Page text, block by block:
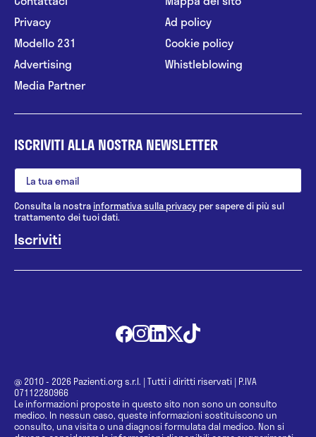
Privacy
Modello 231
Advertising
Media Partner
Ad policy
Cookie policy
Whistleblowing
ISCRIVITI ALLA NOSTRA NEWSLETTER
Consulta la nostrainformativa sulla privacy per sapere di più sul
trattamento dei tuoi dati.
@ 2010 - 2026 Pazienti.org s.r.l. | Tutti i diritti riservati | P.IVA
07112280966
Le informazioni proposte in questo sito non sono un consulto
medico. In nessun caso, queste informazioni sostituiscono un
consulto, una visita o una diagnosi formulata dal medico. Non si